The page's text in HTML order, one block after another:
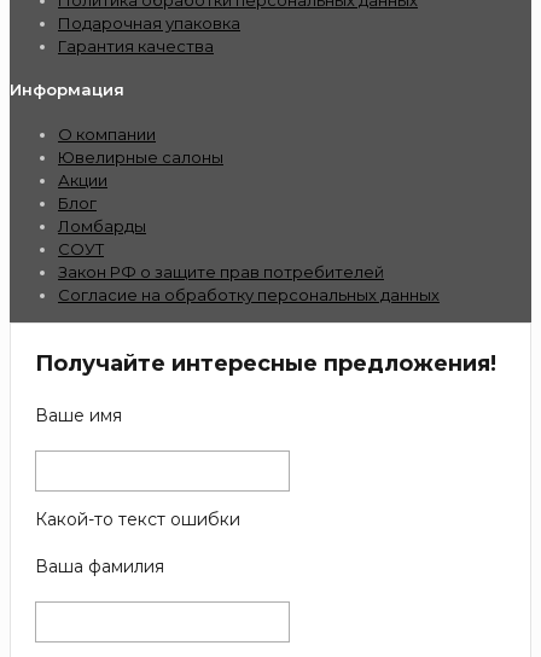
Подарочная упаковка
Гарантия качества
Информация
О компании
Ювелирные салоны
Акции
Блог
Ломбарды
СОУТ
Закон РФ о защите прав потребителей
Согласие на обработку персональных данных
Получайте интересные предложения!
Ваше имя
Какой-то текст ошибки
Ваша фамилия